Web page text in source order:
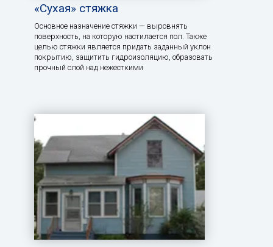
«Сухая» стяжка
Основное назначение стяжки — выровнять
поверхность, на которую настилается пол. Также
целью стяжки является придать заданный уклон
покрытию, защитить гидроизоляцию, образовать
прочный слой над нежесткими